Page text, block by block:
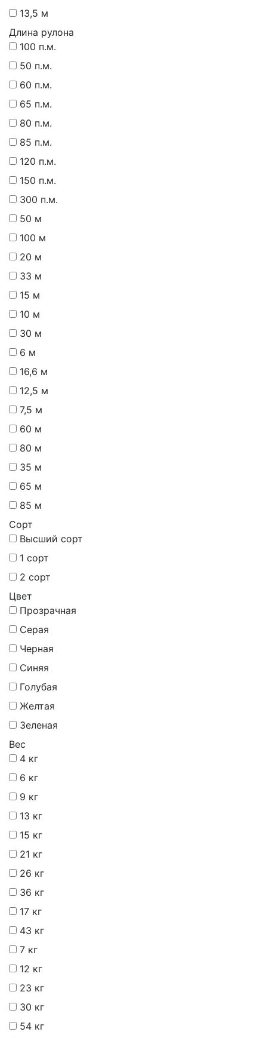
13,5 м
Длина рулона
100 п.м.
50 п.м.
60 п.м.
65 п.м.
80 п.м.
85 п.м.
120 п.м.
150 п.м.
300 п.м.
50 м
100 м
20 м
33 м
15 м
10 м
30 м
6 м
16,6 м
12,5 м
7,5 м
60 м
80 м
35 м
65 м
85 м
Сорт
Высший сорт
1 сорт
2 сорт
Цвет
Прозрачная
Серая
Черная
Синяя
Голубая
Желтая
Зеленая
Вес
4 кг
6 кг
9 кг
13 кг
15 кг
21 кг
26 кг
36 кг
17 кг
43 кг
7 кг
12 кг
23 кг
30 кг
54 кг